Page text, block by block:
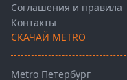
Соглашения и правила
Контакты
СКАЧАЙ METRO
Metro Петербург